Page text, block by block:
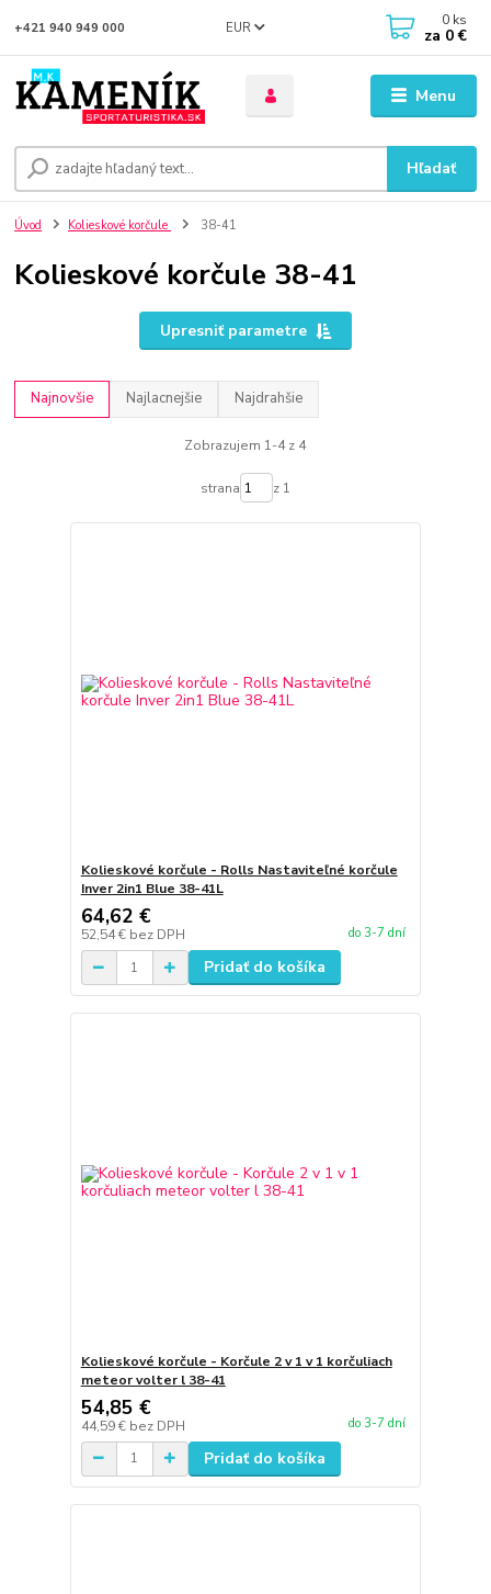
Menu
EUR
Hľadať
+421 940 949 000 0 ks
za 0 €
Úvod Kolieskové korčule 38-41
Kolieskové korčule 38-41
Upresniť parametre
Najnovšie Najlacnejšie Najdrahšie
Zobrazujem 1-4 z 4
strana z 1
Kolieskové korčule - Rolls Nastaviteľné korčule
Inver 2in1 Blue 38-41L
64,62 €
52,54 € bez DPH do 3-7 dní
Pridať do košíka
Kolieskové korčule - Korčule 2 v 1 v 1 korčuliach
meteor volter l 38-41
54,85 €
44,59 € bez DPH do 3-7 dní
Pridať do košíka